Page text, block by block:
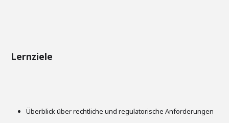
Lernziele
Überblick über rechtliche und regulatorische Anforderungen